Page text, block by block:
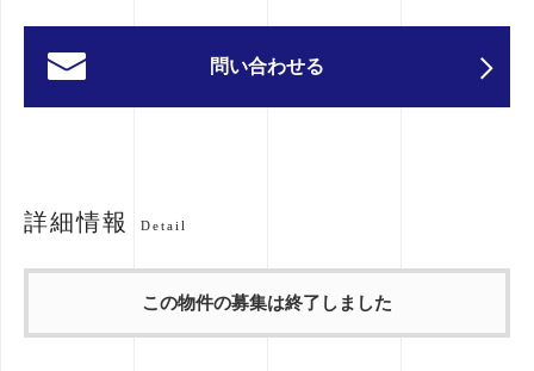
問い合わせる
詳細情報 Detail
この物件の募集は終了しました